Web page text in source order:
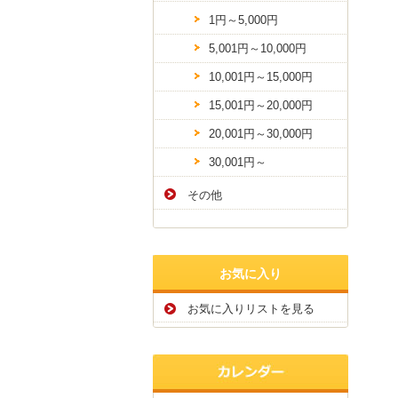
1円～5,000円
5,001円～10,000円
10,001円～15,000円
15,001円～20,000円
20,001円～30,000円
30,001円～
その他
お気に入り
お気に入りリストを見る